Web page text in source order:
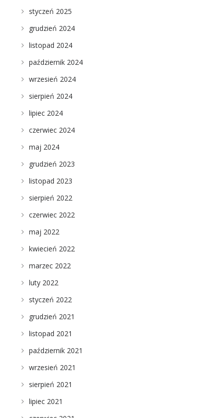
styczeń 2025
grudzień 2024
listopad 2024
październik 2024
wrzesień 2024
sierpień 2024
lipiec 2024
czerwiec 2024
maj 2024
grudzień 2023
listopad 2023
sierpień 2022
czerwiec 2022
maj 2022
kwiecień 2022
marzec 2022
luty 2022
styczeń 2022
grudzień 2021
listopad 2021
październik 2021
wrzesień 2021
sierpień 2021
lipiec 2021